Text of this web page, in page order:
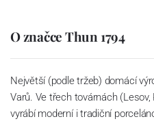
O značce Thun 1794
Největší (podle tržeb) domácí
Varů. Ve třech továrnách
vyrábí moderní i tradiční